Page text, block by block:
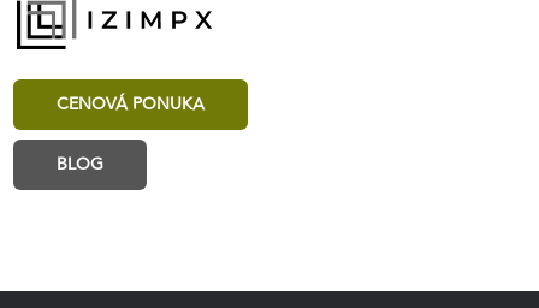
CENOVÁ PONUKA
BLOG